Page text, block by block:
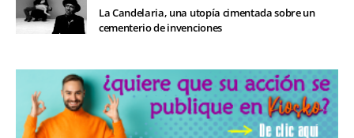
La Candelaria, una utopía cimentada sobre un
cementerio de invenciones